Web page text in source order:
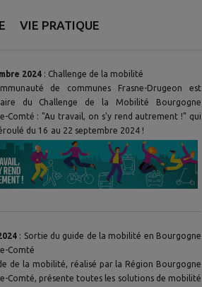
VIE PRATIQUE
2024 : Challenge de la mobilité
de communes Frasne-Drugeon est
du Challenge de la Mobilité Bourgogne
Comté : "Au travail, on s'y rend autrement !" qui
du 16 au 22 septembre 2024 !
: Sortie du guide de la mobilité en Bourgogne
Comté
de la mobilité, réalisé par la Région Bourgogne
Comté, présente toutes les solutions de mobilité